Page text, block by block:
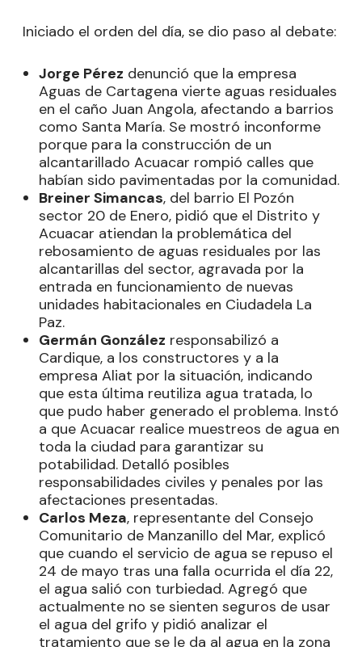
Iniciado el orden del día, se dio paso al debate:
Jorge Pérez denunció que la empresa
Aguas de Cartagena vierte aguas residuales
en el caño Juan Angola, afectando a barrios
como Santa María. Se mostró inconforme
porque para la construcción de un
alcantarillado Acuacar rompió calles que
habían sido pavimentadas por la comunidad.
Breiner Simancas, del barrio El Pozón
sector 20 de Enero, pidió que el Distrito y
Acuacar atiendan la problemática del
rebosamiento de aguas residuales por las
alcantarillas del sector, agravada por la
entrada en funcionamiento de nuevas
unidades habitacionales en Ciudadela La
Paz.
Germán González responsabilizó a
Cardique, a los constructores y a la
empresa Aliat por la situación, indicando
que esta última reutiliza agua tratada, lo
que pudo haber generado el problema. Instó
a que Acuacar realice muestreos de agua en
toda la ciudad para garantizar su
potabilidad. Detalló posibles
responsabilidades civiles y penales por las
afectaciones presentadas.
Carlos Meza, representante del Consejo
Comunitario de Manzanillo del Mar, explicó
que cuando el servicio de agua se repuso el
24 de mayo tras una falla ocurrida el día 22,
el agua salió con turbiedad. Agregó que
actualmente no se sienten seguros de usar
el agua del grifo y pidió analizar el
tratamiento que se le da al agua en la zona